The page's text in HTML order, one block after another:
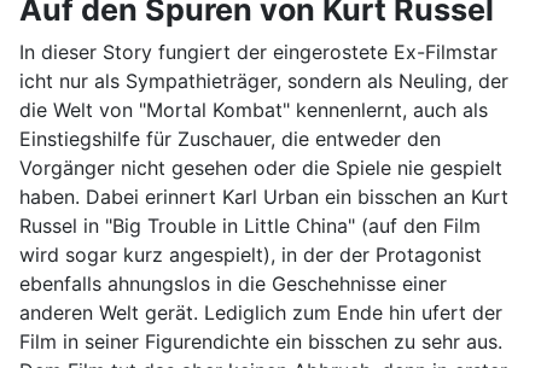
Auf den Spuren von Kurt Russel
In dieser Story fungiert der eingerostete Ex-Filmstar
icht nur als Sympathieträger, sondern als Neuling, der
die Welt von "Mortal Kombat" kennenlernt, auch als
Einstiegshilfe für Zuschauer, die entweder den
Vorgänger nicht gesehen oder die Spiele nie gespielt
haben. Dabei erinnert Karl Urban ein bisschen an Kurt
Russel in "Big Trouble in Little China" (auf den Film
wird sogar kurz angespielt), in der der Protagonist
ebenfalls ahnungslos in die Geschehnisse einer
anderen Welt gerät. Lediglich zum Ende hin ufert der
Film in seiner Figurendichte ein bisschen zu sehr aus.